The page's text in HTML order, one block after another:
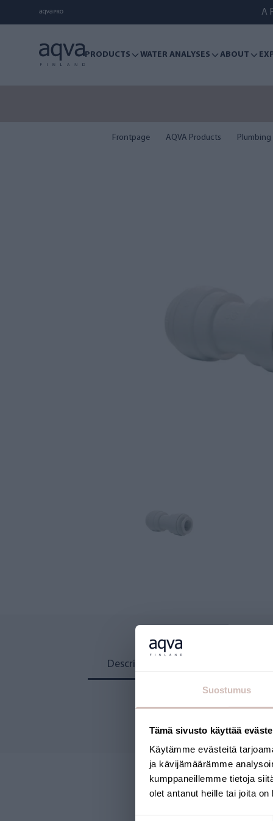
Suostumus
Tämä sivusto käyttää
Käytämme evästeitä
ja kävijämäärämme
kumppaneillemme tietoja
olet antanut heille tai joita
A
PRODUCTS WATER ANALYSES ABOUT
Frontpage AQVA Products
Description